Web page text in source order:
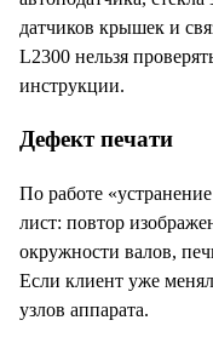
датчиков крышек и
L2300 нельзя
инструкции.
Дефект печати
По работе
лист: повтор
окружности валов,
Если клиент уже
узлов аппарата.